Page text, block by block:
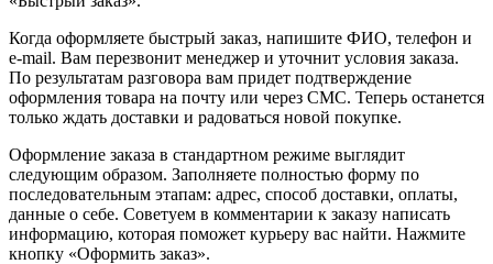
Когда оформляете быстрый заказ, напишите ФИО, телефон и
e-mail. Вам перезвонит менеджер и уточнит условия заказа.
По результатам разговора вам придет подтверждение
оформления товара на почту или через СМС. Теперь останется
только ждать доставки и радоваться новой покупке.
Оформление заказа в стандартном режиме выглядит
следующим образом. Заполняете полностью форму по
последовательным этапам: адрес, способ доставки, оплаты,
данные о себе. Советуем в комментарии к заказу написать
информацию, которая поможет курьеру вас найти. Нажмите
кнопку «Оформить заказ».